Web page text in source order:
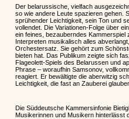
Der belarussische, vielfach
so wie andere Leute spazieren gehen.
sprühender Leichtigkeit, sein Ton und
vollendet. Die Variationen-Folge über
ein feines, bezauberndes Kammerspiel
Interpreten musikalisch alles
Orchestersatz. Sie gehört zum
bieten hat. Das Publikum zeigte sich
Flageolett-Spiels des Belarussen und
Phrase – woraufhin Samsonov,
reagiert. Er bewältigte die aberwitzig
Leichtigkeit, die fast an Zauberei
Die Süddeutsche Kammersinfonie
Musikerinnen und Musikern hinterlässt